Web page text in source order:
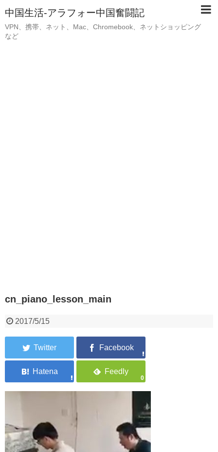
中国生活-アラフォー中国奮闘記
VPN、携帯、ネット、Mac、Chromebook、ネットショッピング
など
cn_piano_lesson_main
2017/5/15
0